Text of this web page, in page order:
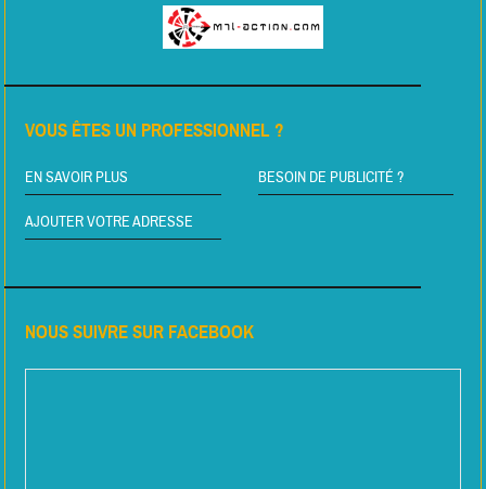
VOUS ÊTES UN PROFESSIONNEL ?
EN SAVOIR PLUS BESOIN DE PUBLICITÉ ?
AJOUTER VOTRE ADRESSE
NOUS SUIVRE SUR FACEBOOK